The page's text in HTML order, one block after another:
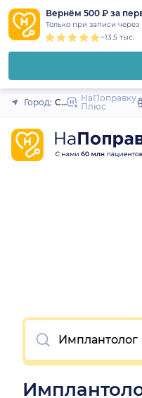
Вернём 500 ₽ за
Только при записи
~13.5 тыс.
Город: Санкт-Петербург
НаПоправку
Плюс
Очистить